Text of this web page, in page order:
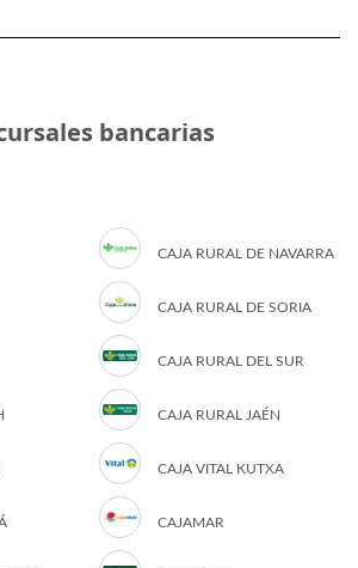
bancarias
CAJA RURAL DE NAVARRA
CAJA RURAL DE SORIA
CAJA RURAL DEL SUR
CAJA RURAL JAÉN
CAJA VITAL KUTXA
CAJAMAR